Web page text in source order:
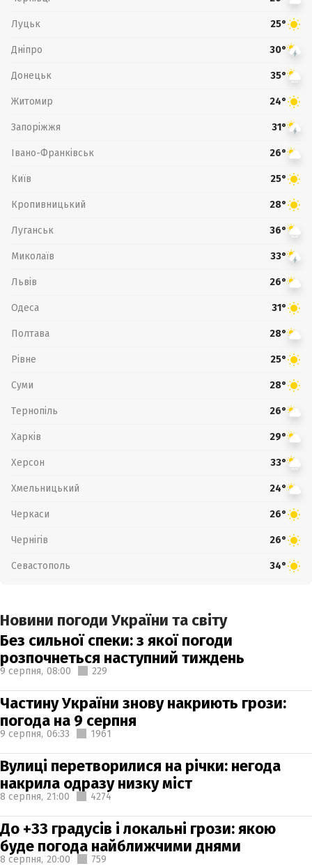
Луцьк 25°
Дніпро 30°
Донецьк 35°
Житомир 24°
Запоріжжя 31°
Івано-Франківськ 26°
Київ 25°
Кропивницький 28°
Луганськ 36°
Миколаїв 33°
Львів 26°
Одеса 31°
Полтава 28°
Рівне 25°
Суми 28°
Тернопіль 26°
Харків 29°
Херсон 33°
Хмельницький 24°
Черкаси 26°
Чернігів 26°
Севастополь 34°
Новини погоди України та світу
Без сильної спеки: з якої погоди
розпочнеться наступний тиждень
9 серпня, 08:00 229
Частину України знову накриють грози:
погода на 9 серпня
9 серпня, 06:33 1961
Вулиці перетворилися на річки: негода
накрила одразу низку міст
8 серпня, 21:00 4274
До +33 градусів і локальні грози: якою
буде погода найближчими днями
8 серпня, 20:00 759